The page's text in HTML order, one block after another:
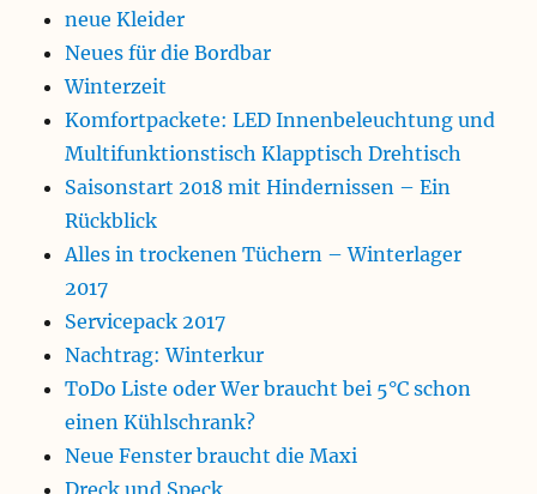
neue Kleider
Neues für die Bordbar
Winterzeit
Komfortpackete: LED Innenbeleuchtung und
Multifunktionstisch Klapptisch Drehtisch
Saisonstart 2018 mit Hindernissen – Ein
Rückblick
Alles in trockenen Tüchern – Winterlager
2017
Servicepack 2017
Nachtrag: Winterkur
ToDo Liste oder Wer braucht bei 5°C schon
einen Kühlschrank?
Neue Fenster braucht die Maxi